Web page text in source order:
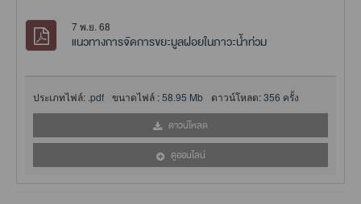
7 พ.ย. 68
แนวทางการจัดการขยะมูลฝอยในภาวะน้ำท่วม
ประเภทไฟล์: .pdf ขนาดไฟล์ :58.95 Mb ดาวน์โหลด:356 ครั้ง
ดาวน์โหลด
ดูออนไลน์